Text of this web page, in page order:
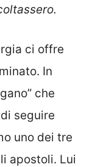
ci offre
In
che
seguire
uno dei tre
apostoli. Lui